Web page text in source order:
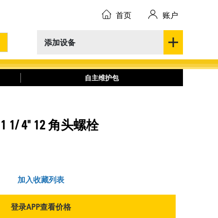
添加设备
首页 账户
自主维护包
1/ 4" 12 角头螺栓
加入收藏列表
登录APP查看价格